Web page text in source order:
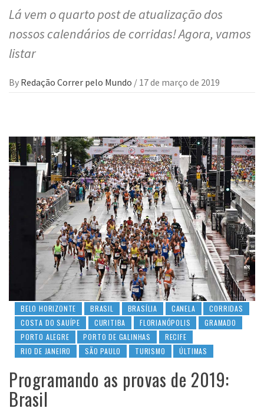
Lá vem o quarto post de atualização dos
nossos calendários de corridas! Agora, vamos
listar
By Redação Correr pelo Mundo / 17 de março de 2019
BELO HORIZONTE BRASIL BRASÍLIA CANELA
CORRIDAS
COSTA DO SAUÍPE
CURITIBA FLORIANÓPOLIS
GRAMADO
PORTO ALEGRE
PORTO DE GALINHAS
RECIFE
RIO DE JANEIRO
SÃO PAULO TURISMO ÚLTIMAS
Programando as provas de 2019:
Brasil